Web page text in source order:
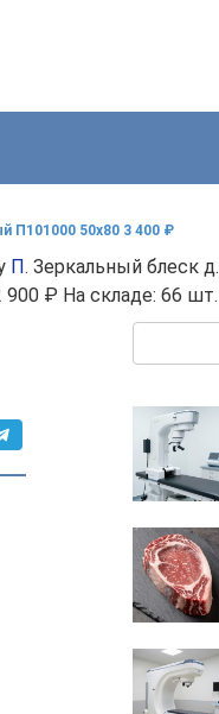
П101000 50x80 3 400 ₽
П. Зеркальный блеск
₽ На складе: 66 шт.